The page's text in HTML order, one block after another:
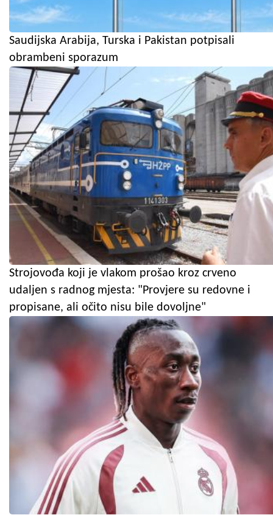
Saudijska Arabija, Turska i Pakistan potpisali
obrambeni sporazum
Strojovođa koji je vlakom prošao kroz crveno
udaljen s radnog mjesta: "Provjere su redovne i
propisane, ali očito nisu bile dovoljne"